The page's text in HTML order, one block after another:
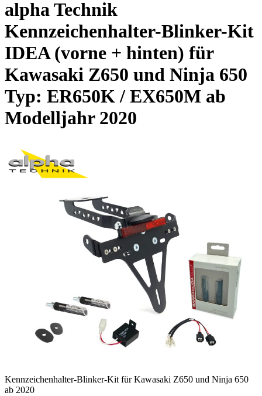
alpha Technik
Kennzeichenhalter-Blinker-Kit
IDEA (vorne + hinten) für
Kawasaki Z650 und Ninja 650
Typ: ER650K / EX650M ab
Modelljahr 2020
Kennzeichenhalter-Blinker-Kit für Kawasaki Z650 und Ninja 650
ab 2020